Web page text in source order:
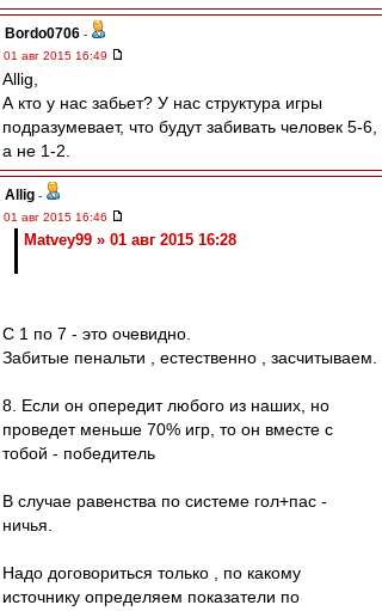
Bordo0706 -
01 авг 2015 16:49
Allig,
А кто у нас забьет? У нас структура игры
подразумевает, что будут забивать человек 5-6,
а не 1-2.
Allig -
01 авг 2015 16:46
Matvey99 » 01 авг 2015 16:28
С 1 по 7 - это очевидно.
Забитые пенальти , естественно , засчитываем.
8. Если он опередит любого из наших, но
проведет меньше 70% игр, то он вместе с
тобой - победитель
В случае равенства по системе гол+пас -
ничья.
Надо договориться только , по какому
источнику определяем показатели по